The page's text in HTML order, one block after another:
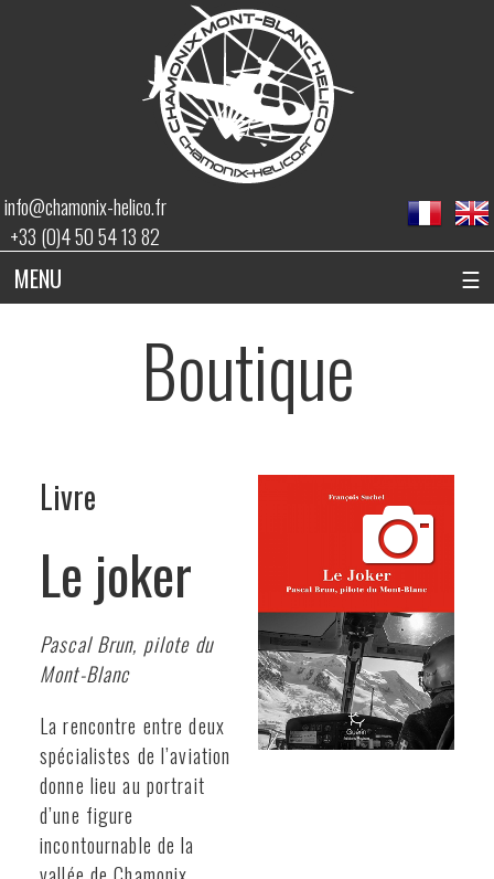
info@chamonix-helico.fr
+33 (0)4 50 54 13 82
MENU ☰
Boutique
Livre
Le joker
Pascal Brun, pilote du
Mont-Blanc
La rencontre entre deux
spécialistes de l’aviation
donne lieu au portrait
d’une figure
incontournable de la